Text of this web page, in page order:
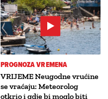
PROGNOZA VREMENA
VRIJEME Neugodne vrućine
se vraćaju: Meteorolog
otkrio i gdje bi moglo biti